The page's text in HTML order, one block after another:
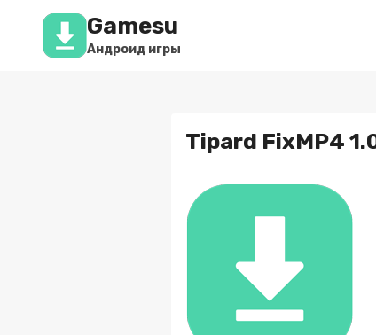
Перейти
содержимому
Gamesu
Андроид игры
Tipard FixMP4